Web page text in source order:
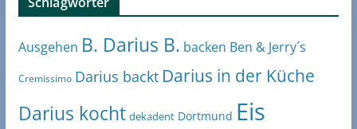
Ausgehen B. Darius B. backen Ben & Jerry´s
Cremissimo Darius backt Darius in der Küche
Darius kocht dekadent Dortmund Eis